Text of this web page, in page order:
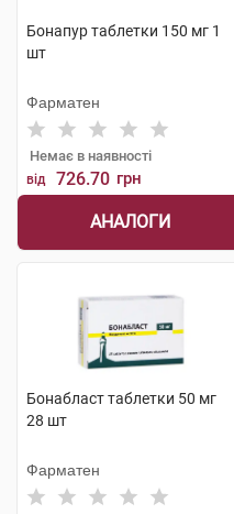
Бонапур таблетки 150 мг 1
шт
Фарматен
Немає в наявності
від 726.70 грн
АНАЛОГИ
Бонабласт таблетки 50 мг
28 шт
Фарматен